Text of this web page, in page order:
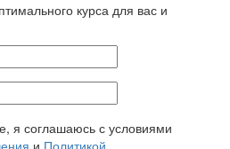
курса для вас и
я соглашаюсь с условиями